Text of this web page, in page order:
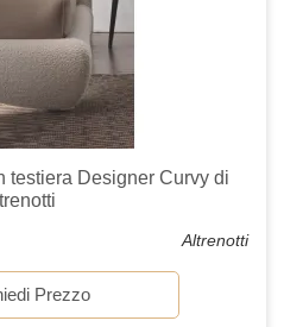
testiera Designer Curvy di
Altrenotti
Prezzo